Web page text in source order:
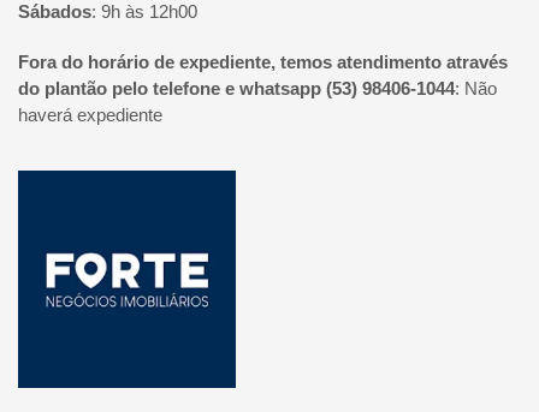
Sábados: 9h às 12h00
Fora do horário de expediente, temos atendimento através
do plantão pelo telefone e whatsapp (53) 98406-1044: Não
haverá expediente